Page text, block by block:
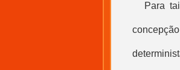
Para